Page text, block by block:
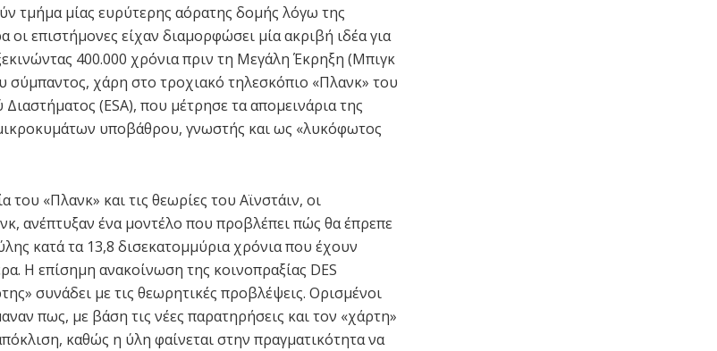
τμήμα μίας ευρύτερης αόρατης δομής λόγω της
οι επιστήμονες είχαν διαμορφώσει μία ακριβή ιδέα για
400.000 χρόνια πριν τη Μεγάλη Έκρηξη (Μπιγκ
σύμπαντος, χάρη στο τροχιακό τηλεσκόπιο «Πλανκ» του
(ESA), που μέτρησε τα απομεινάρια της
υποβάθρου, γνωστής και ως «λυκόφωτος
του «Πλανκ» και τις θεωρίες του Αϊνστάιν, οι
ανέπτυξαν ένα μοντέλο που προβλέπει πώς θα έπρεπε
κατά τα 13,8 δισεκατομμύρια χρόνια που έχουν
Η επίσημη ανακοίνωση της κοινοπραξίας DES
συνάδει με τις θεωρητικές προβλέψεις. Ορισμένοι
πως, με βάση τις νέες παρατηρήσεις και τον «χάρτη»
καθώς η ύλη φαίνεται στην πραγματικότητα να